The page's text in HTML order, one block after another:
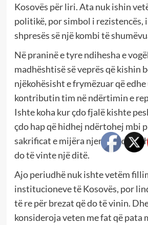
Kosovës për liri. Ata nuk ishin
politikë, por simbol i rezistencës,
shpresës së një kombi të
Në praninë e tyre ndihesha e
madhështisë së veprës që kishin
njëkohësisht e frymëzuar që
kontributin tim në ndërtimin e
Ishte koha kur çdo fjalë kishte
çdo hap që hidhej ndërtohej mbi
sakrificat e mijëra njerëzve që
do të vinte një ditë.
Ajo periudhë nuk ishte vetëm
institucioneve të Kosovës, por
të re për brezat që do të vinin.
konsideroja veten me fat që pata